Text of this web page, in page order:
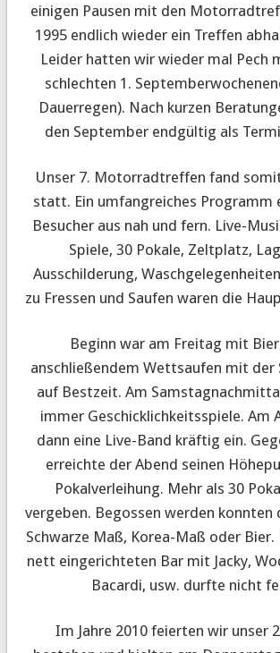
einigen Pausen mit den
1995 endlich wieder ein Treffen
Leider hatten wir wieder mal Pech
schlechten 1.
Dauerregen). Nach kurzen
den September endgültig als
Unser 7. Motorradtreffen fand
statt. Ein umfangreiches Programm
Besucher aus nah und fern. Live-
Spiele, 30 Pokale, Zeltplatz,
Ausschilderung,
zu Fressen und Saufen waren die
Beginn war am Freitag mit
anschließendem Wettsaufen mit der
auf Bestzeit. Am
immer Geschicklichkeitsspiele. Am
dann eine Live-Band kräftig ein.
erreichte der Abend seinen
Pokalverleihung. Mehr als 30
vergeben. Begossen werden konnten
Schwarze Maß, Korea-Maß oder Bier.
nett eingerichteten Bar mit Jacky,
Bacardi, usw. durfte nicht
Im Jahre 2010 feierten wir unser